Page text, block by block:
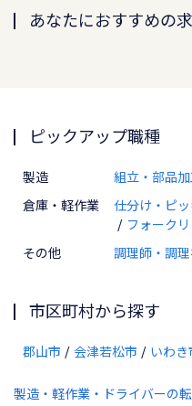
あなたにおすすめの
ピックアップ職種
製造 組立・部品加
倉庫・軽作業
仕分け・ピ
フォーク
その他
調理師・調
市区町村から探す
郡山市 会津若松市 いわき
製造・軽作業・ドライバーの